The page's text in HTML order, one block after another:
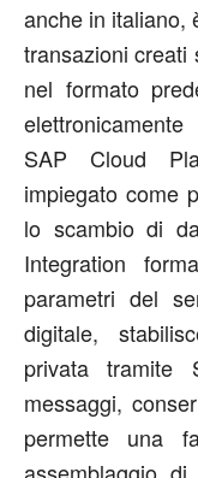
anche in italiano,
transazioni creati
nel formato
SAP Cloud
impiegato come
lo scambio di
Integration
parametri del
digitale,
privata tramite
messaggi,
permette una